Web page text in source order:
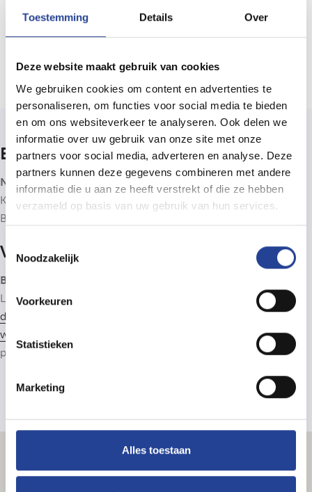
Toestemming Details Over
Deze website maakt gebruik van cookies
We gebruiken cookies om content en advertenties te
personaliseren, om functies voor social media te bieden
en om ons websiteverkeer te analyseren. Ook delen we
informatie over uw gebruik van onze site met onze
partners voor social media, adverteren en analyse. Deze
partners kunnen deze gegevens combineren met andere
informatie die u aan ze heeft verstrekt of die ze hebben
verzameld op basis van uw gebruik van hun services.
Noodzakelijk
Voorkeuren
Statistieken
Marketing
Alles toestaan
Bericht versturen
Bedrijfsinfo
Neys Immo & Consultancy bv
Kantoor: Nieuwstraat 4b, 2910 Essen (B)
BTW BE0806.838.278
Vastgoedbemiddelaar
BIV 505900
Luxemburgstraat 16B, 1000 Brussel. Onderworpen aan de
deontologische code van het BIV
. Lid van het CIB: zie
www.cib.be
. Beroepsaansprakelijkheidsverzekering: CIB-
polis AXA 730.390.160. Lid van